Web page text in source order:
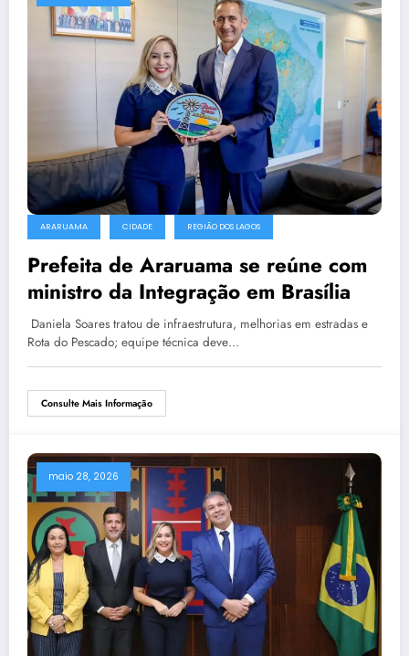
ARARUAMA CIDADE REGIÃO DOS LAGOS
Prefeita de Araruama se reúne com
ministro da Integração em Brasília
Daniela Soares tratou de infraestrutura, melhorias em estradas e
Rota do Pescado; equipe técnica deve…
Consulte Mais Informação
maio 28, 2026